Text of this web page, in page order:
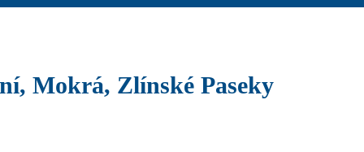
Mokrá, Zlínské Paseky